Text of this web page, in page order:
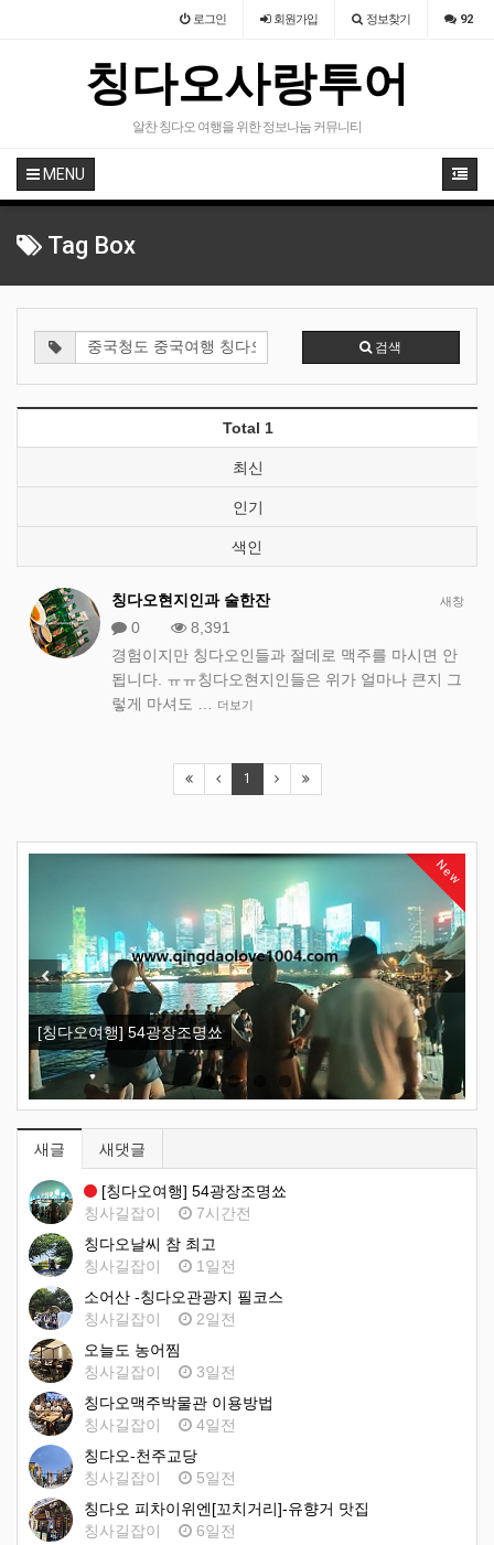
로그인 회원가입 정보찾기 92
칭다오사랑투어
알찬 칭다오 여행을 위한 정보나눔 커뮤니티
MENU
Tag Box
검색
Total 1
최신
인기
색인
새창
칭다오현지인과 술한잔
0
8,391
경험이지만 칭다오인들과 절데로 맥주를 마시면 안
됩니다. ㅠㅠ칭다오현지인들은 위가 얼마나 큰지 그
렇게 마셔도 …
더보기
1
New
[칭다오여행] 54광장조명쑈
Previous
새글 새댓글
[칭다오여행] 54광장조명쑈
칭사길잡이
7시간전
칭다오날씨 참 최고
칭사길잡이
1일전
소어산 -칭다오관광지 필코스
칭사길잡이
2일전
오늘도 농어찜
칭사길잡이
3일전
칭다오맥주박물관 이용방법
칭사길잡이
4일전
칭다오-천주교당
칭사길잡이
5일전
칭다오 피차이위엔[꼬치거리]-유향거 맛집
칭사길잡이
6일전